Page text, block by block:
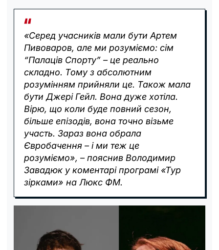
«Серед учасників мали бути Артем
Пивоваров, але ми розуміємо: сім
“Палаців Спорту” – це реально
складно. Тому з абсолютним
розумінням прийняли це. Також мала
бути Джері Гейл. Вона дуже хотіла.
Вірю, що коли буде повний сезон,
більше епізодів, вона точно візьме
участь. Зараз вона обрала
Євробачення – і ми теж це
розуміємо», – пояснив Володимир
Завадюк у коментарі програмі «Тур
зірками» на Люкс ФМ.